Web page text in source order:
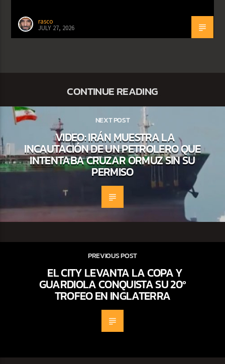
rasco
JULY 27, 2026
CONTINUE READING
NEXT POST
VIDEO: IRÁN MUESTRA LA
INCAUTACIÓN DE UN PETROLERO QUE
INTENTABA CRUZAR ORMUZ SIN SU
PERMISO
PREVIOUS POST
EL CITY LEVANTA LA COPA Y
GUARDIOLA CONQUISTA SU 20º
TROFEO EN INGLATERRA